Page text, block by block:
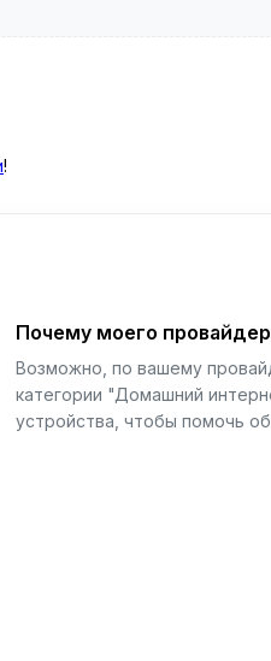
!
Почему моего
Возможно, по вашему
категории "Домашний
устройства, чтобы помочь